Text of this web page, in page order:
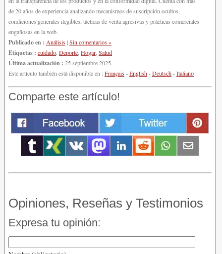
de 20 años de experiencia analizando mecanismos de suscripción ocultos,
condiciones generales ilegibles, tácticas de venta agresivas y prácticas comerciales
engañosas en la web.
Publicado en : Análisis|Sin comentarios »
Etiquetas : cuidado,Deporte,Hogar,Salud
Última actualización : 25 septiembre 2025.
Este artículo también está disponible en :Français-English-Deutsch-Italiano
Comparte este artículo!
Opiniones, Reseñas y Testimonios
Expresa tu opinión: